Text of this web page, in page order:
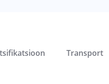
Transport